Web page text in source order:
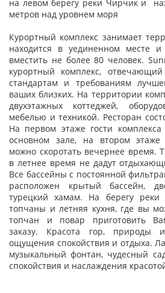
на левом берегу реки Чирчик и
метров над уровнем моря
Курортный комплекс занимает
находится в уединенном месте
вместить не более 80 человек.
курортный комплекс,
стандартам и требованиям
ваших близких. На территории
двухэтажных коттеджей,
мебелью и техникой. Ресторан
На первом этаже гости комплекса
основном зале, на втором этаже
можно скоротать вечернее время.
в летнее время не дадут
Все бассейны с постоянной
расположен крытый бассейн,
турецкий хамам. На берегу реки
топчаны и летняя кухня, где вы
топчан и повар приготовить
заказу. Красота гор, природы
ощущения спокойствия и отдыха.
музыкальный фонтан, чудесный
спокойствия и наслаждения